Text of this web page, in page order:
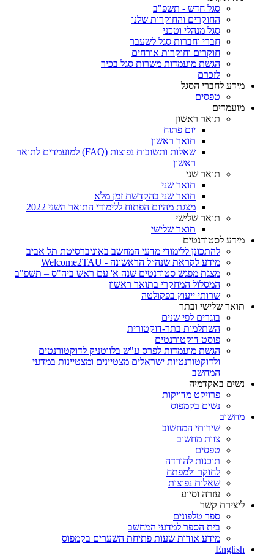
סגל חדש - תשפ"ב
החוקרים והחוקרות שלנו
סגל מנהלי וטכני
חברי וחברות סגל לשעבר
חוקרים וחוקרות אורחים
הגשת מועמדות משרות סגל בכיר
לזכרם
מידע לחברי הסגל
טפסים
מועמדים
תואר ראשון
יום פתוח
תואר ראשון
שאלות ותשובות נפוצות (FAQ) למועמדים לתואר
ראשון
תואר שני
תואר שני
תואר שני בהקדשת זמן מלא
מצגת מהיום הפתוח ללימודי התואר השני 2022
תואר שלישי
תואר שלישי
מידע לסטודנטים
להתכונן ללימודי מדעי המחשב באוניברסיטת תל אביב
מידע לקראת שנה״ל הראשונה - Welcome2TAU
מצגת מפגש סטודנטים שנה א' עם ראש ביה"ס – תשפ"ב
המסלול המחקרי בתואר ראשון
שרותי ייעוץ בפקולטה
תואר שלישי ובתר
בוגרים לפי שנים
השתלמות בתר-דוקטורית
פוסט דוקטורנטים
הגשת מועמדות לפרס ע"ש בלווטניק לדוקטורנטים
ולדוקטורנטיות ישראלים מצטיינים ומצטיינות במדעי
המחשב
נשים באקדמיה
פרויקט מדויקות
נשים בקמפוס
מחשוב
שירותי המחשוב
צוות מחשוב
טפסים
תוכנות להורדה
לחוקר ולמפתח
שאלות נפוצות
עזרה וסיוע
ליצירת קשר
ספר טלפונים
בית הספר למדעי המחשב
מידע אודות שעות פתיחת השערים בקמפוס
English